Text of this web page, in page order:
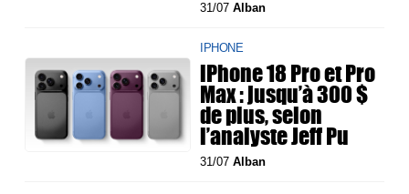
31/07Alban
IPHONE
iPhone 18 Pro et Pro
Max : jusqu’à 300 $
de plus, selon
l’analyste Jeff Pu
31/07Alban